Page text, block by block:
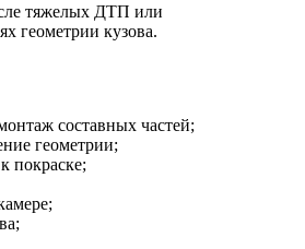
тяжелых ДТП или
геометрии кузова.
составных частей;
геометрии;
покраске;